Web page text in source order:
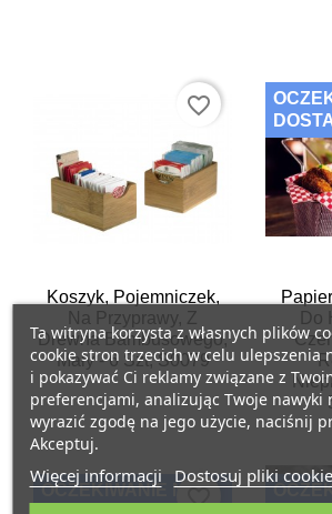
Ta witryna korzysta z własnych plików
cookie stron trzecich w celu ulepszenia
i pokazywać Ci reklamy związane z
preferencjami, analizując Twoje nawyki
wyrazić zgodę na jego użycie, naciśnij
Akceptuj.
Więcej informacji Dostosuj pliki cookie
Koszyk, Pojemniczek,
Na Przyprawy, Z
Drewna Bambusowego,
Mały - 6 Szt, S0079
favorite_border
Do
OCZEKIWANIE NAfavorite_border